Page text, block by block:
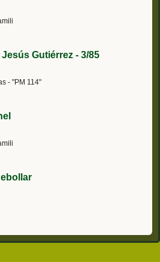
Gutiérrez - 3/85
- "PM 114"